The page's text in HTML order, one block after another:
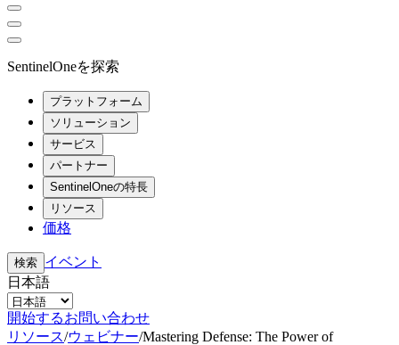
SentinelOneを探索
プラットフォーム
ソリューション
サービス
パートナー
SentinelOneの特長
リソース
価格
検索 イベント
日本語
開始するお問い合わせ
リソース/ウェビナー/Mastering Defense: The Power of